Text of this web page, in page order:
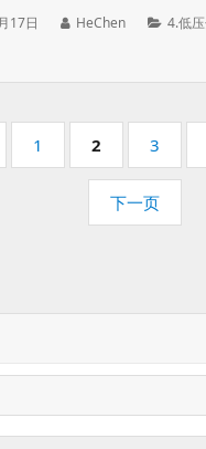
17日
作
HeChen
分
4.低
页
码：
1
页
码：
2
页
码：
3
下一页